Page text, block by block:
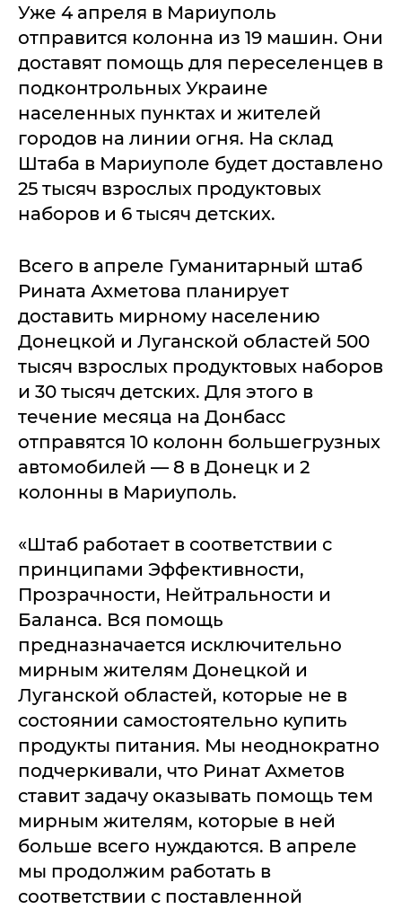
Уже 4 апреля в Мариуполь
отправится колонна из 19 машин. Они
доставят помощь для переселенцев в
подконтрольных Украине
населенных пунктах и жителей
городов на линии огня. На склад
Штаба в Мариуполе будет доставлено
25 тысяч взрослых продуктовых
наборов и 6 тысяч детских.
Всего в апреле Гуманитарный штаб
Рината Ахметова планирует
доставить мирному населению
Донецкой и Луганской областей 500
тысяч взрослых продуктовых наборов
и 30 тысяч детских. Для этого в
течение месяца на Донбасс
отправятся 10 колонн большегрузных
автомобилей — 8 в Донецк и 2
колонны в Мариуполь.
«Штаб работает в соответствии с
принципами Эффективности,
Прозрачности, Нейтральности и
Баланса. Вся помощь
предназначается исключительно
мирным жителям Донецкой и
Луганской областей, которые не в
состоянии самостоятельно купить
продукты питания. Мы неоднократно
подчеркивали, что Ринат Ахметов
ставит задачу оказывать помощь тем
мирным жителям, которые в ней
больше всего нуждаются. В апреле
мы продолжим работать в
соответствии c поставленной